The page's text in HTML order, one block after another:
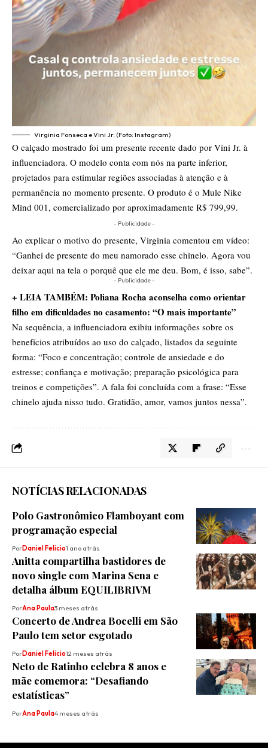
Virginia Fonseca e Vini Jr. (Foto: Instagram)
O calçado mostrado foi um presente recente dado por Vini Jr. à
influenciadora. O modelo conta com nós na parte inferior,
projetados para estimular regiões associadas à atenção e à
permanência no momento presente. O produto é o Mule Nike
Mind 001, comercializado por aproximadamente R$ 799,99.
- Publicidade -
Ao explicar o motivo do presente, Virginia comentou em vídeo:
“Ganhei de presente do meu namorado esse chinelo. Agora vou
deixar aqui na tela o porquê que ele me deu. Bom, é isso, sabe”.
- Publicidade -
+ LEIA TAMBÉM: Poliana Rocha aconselha como orientar
filho em dificuldades no casamento: “O mais importante”
Na sequência, a influenciadora exibiu informações sobre os
benefícios atribuídos ao uso do calçado, listados da seguinte
forma: “Foco e concentração; controle de ansiedade e do
estresse; confiança e motivação; preparação psicológica para
treinos e competições”. A fala foi concluída com a frase: “Esse
chinelo ajuda nisso tudo. Gratidão, amor, vamos juntos nessa”.
NOTÍCIAS RELACIONADAS
Polo Gastronômico Flamboyant com
programação especial
PorDaniel Felicio1 ano atrás
Anitta compartilha bastidores de
novo single com Marina Sena e
detalha álbum EQUILIBRIVM
PorAna Paula3 meses atrás
Concerto de Andrea Bocelli em São
Paulo tem setor esgotado
PorDaniel Felicio12 meses atrás
Neto de Ratinho celebra 8 anos e
mãe comemora: “Desafiando
estatísticas”
PorAna Paula4 meses atrás